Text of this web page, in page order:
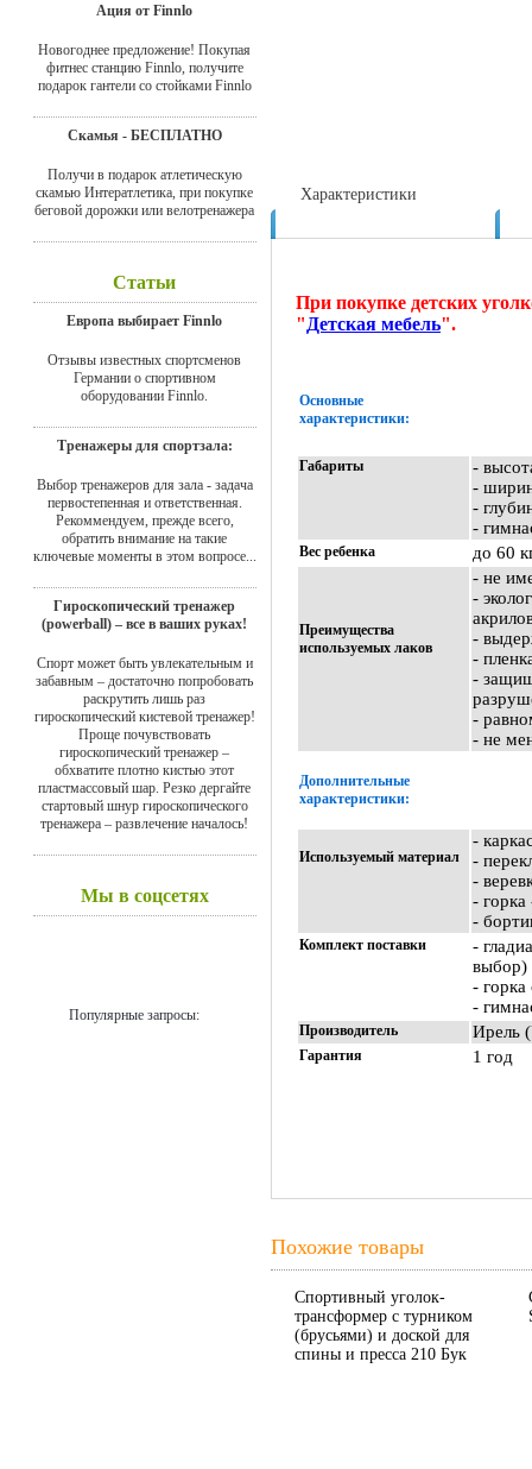
Ация от Finnlo
Новогоднее предложение! Покупая
фитнес станцию Finnlo, получите
подарок гантели со стойками Finnlo
Скамья - БЕСПЛАТНО
Получи в подарок атлетическую
скамью Интератлетика, при покупке
беговой дорожки или велотренажера
Статьи
Европа выбирает Finnlo
Отзывы известных спортсменов
Германии о спортивном
оборудовании Finnlo.
Тренажеры для спортзала:
Выбор тренажеров для зала - задача
первостепенная и ответственная.
Рекоммендуем, прежде всего,
обратить внимание на такие
ключевые моменты в этом вопросе...
Гироскопический тренажер
(powerball) – все в ваших руках!
Спорт может быть увлекательным и
забавным – достаточно попробовать
раскрутить лишь раз
гироскопический кистевой тренажер!
Проще почувствовать
гироскопический тренажер –
обхватите плотно кистью этот
пластмассовый шар. Резко дергайте
стартовый шнур гироскопического
тренажера – развлечение началось!
Мы в соцсетях
Популярные запросы:
Характеристики
При покупке детских
" Детская мебель".
Основные
характеристики:
Габариты
-
-
-
-
Вес ребенка до 60
Преимущества
используемых лаков
- не
-
-
-
-
-
- не
Дополнительные
характеристики:
Используемый материал
-
-
-
-
-
Комплект поставки
-
выбор)
- горка
-
Производитель Ирель
Гарантия 1 год
Похожие товары
Спортивный уголок-
трансформер с турником
(брусьями) и доской для
спины и пресса 210 Бук